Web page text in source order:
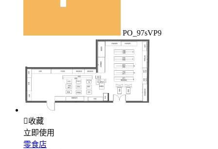
PO_97sVP9
收藏
立即使用
零食店